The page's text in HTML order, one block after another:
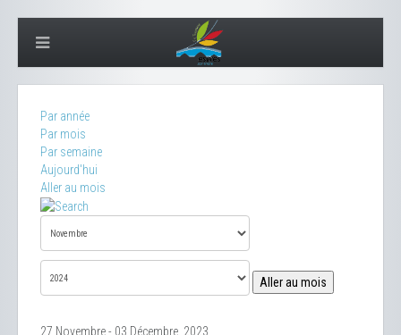
Par année
Par mois
Par semaine
Aujourd'hui
Aller au mois
Aller au mois
27 Novembre - 03 Décembre, 2023